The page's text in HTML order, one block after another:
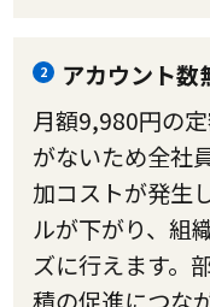
2
アカウント数
月額9,980円の
がないため全社
加コストが発生
ルが下がり、組
ズに行えます。